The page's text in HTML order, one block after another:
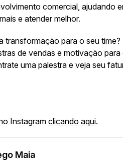
comercial, ajudando
e atender melhor.
transformação para o seu
de vendas e motivação para
uma palestra e veja seu
Instagramclicando aqui.
Maia